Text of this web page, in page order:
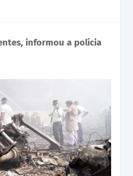
informou a polícia